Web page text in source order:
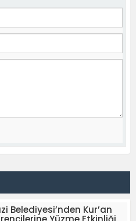
Belediyesi’nden Kur’an